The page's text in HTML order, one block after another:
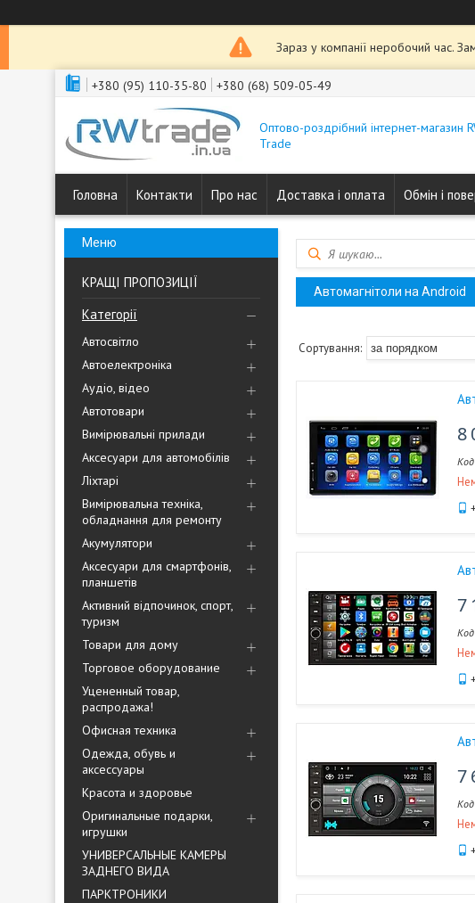
Зараз у компанії неробочий час.
+380 (95) 110-35-80 +380 (68) 509-05-49
Оптово-роздрібний інтернет-магазин
Trade
Головна Контакти Про нас Доставка і оплата Обмін і
КРАЩІ ПРОПОЗИЦІЇ
Категорії
Автосвітло
Автоелектроніка
Аудіо, відео
Автотовари
Вимірювальні прилади
Аксесуари для автомобілів
Ліхтарі
Вимірювальна техніка,
обладнання для ремонту
Акумулятори
Аксесуари для смартфонів,
планшетів
Активний відпочинок, спорт,
туризм
Товари для дому
Торговое оборудование
Уцененный товар,
распродажа!
Офисная техника
Одежда, обувь и
аксессуары
Красота и здоровье
Оригинальные подарки,
игрушки
УНИВЕРСАЛЬНЫЕ КАМЕРЫ
ЗАДНЕГО ВИДА
ПАРКТРОНИКИ
Автомагнітоли на Android
8
7
7